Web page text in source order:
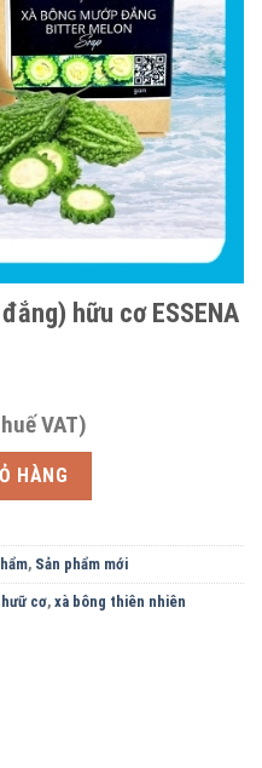
hữu cơ ESSENA
VAT)
ESSENA -hộp 100gr số lượng
HÀNG
, Sản phẩm mới
cơ, xà bông thiên nhiên